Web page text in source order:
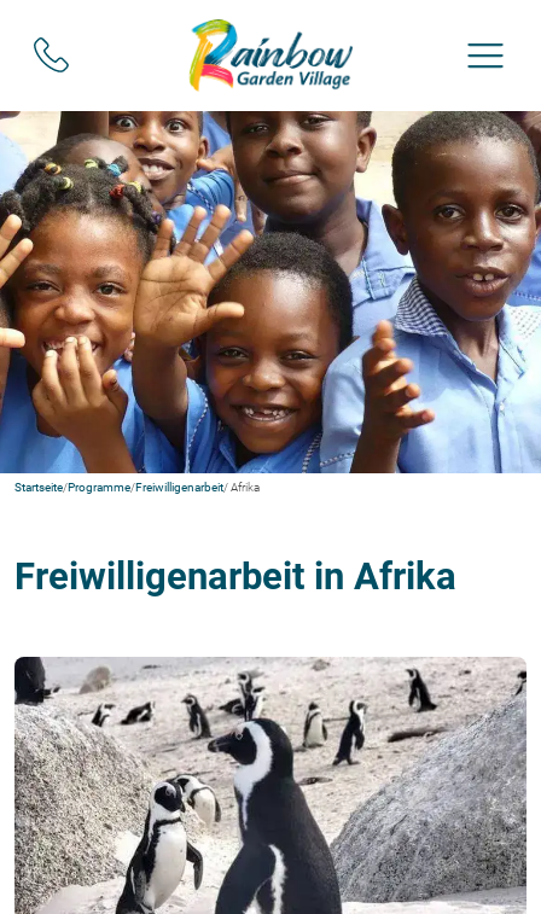
Startseite/Programme/Freiwilligenarbeit/ Afrika
Freiwilligenarbeit in Afrika